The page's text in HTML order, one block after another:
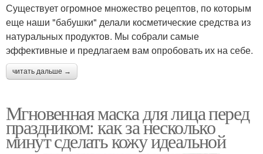
Существует огромное множество рецептов, по которым
еще наши "бабушки" делали косметические средства из
натуральных продуктов. Мы собрали самые
эффективные и предлагаем вам опробовать их на себе.
читать дальше →
Мгновенная маска для лица перед
праздником: как за несколько
минут сделать кожу идеальной